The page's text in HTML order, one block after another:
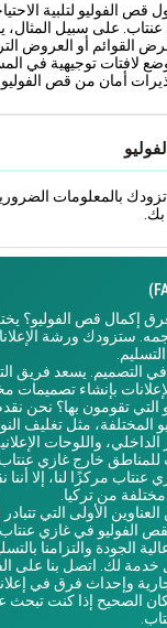
قص الفوليو لتلبية
. على سبيل المثال،
القوائم أو العروض
لافتات توجيهية في
أمان من قص الفوليو
بالمعلومات
إكمال قص الفوليو؟
ستزودك ورشة
التصميم. يسعد فريق
بإنشاء تصميمات
التي تقومون بها؟ نحن
المختلفة، مثل تغليف
واللوحات
خارج غازي
عنتاب مركزًا لنا، إلا
من تركيا.
الأولى التي
الفوليو في غازي عنتاب
الجودة والتزامنا
خدمة لك. اتصل بنا على
وإحداث فرق في
الصحيح إذا كنت تبحث